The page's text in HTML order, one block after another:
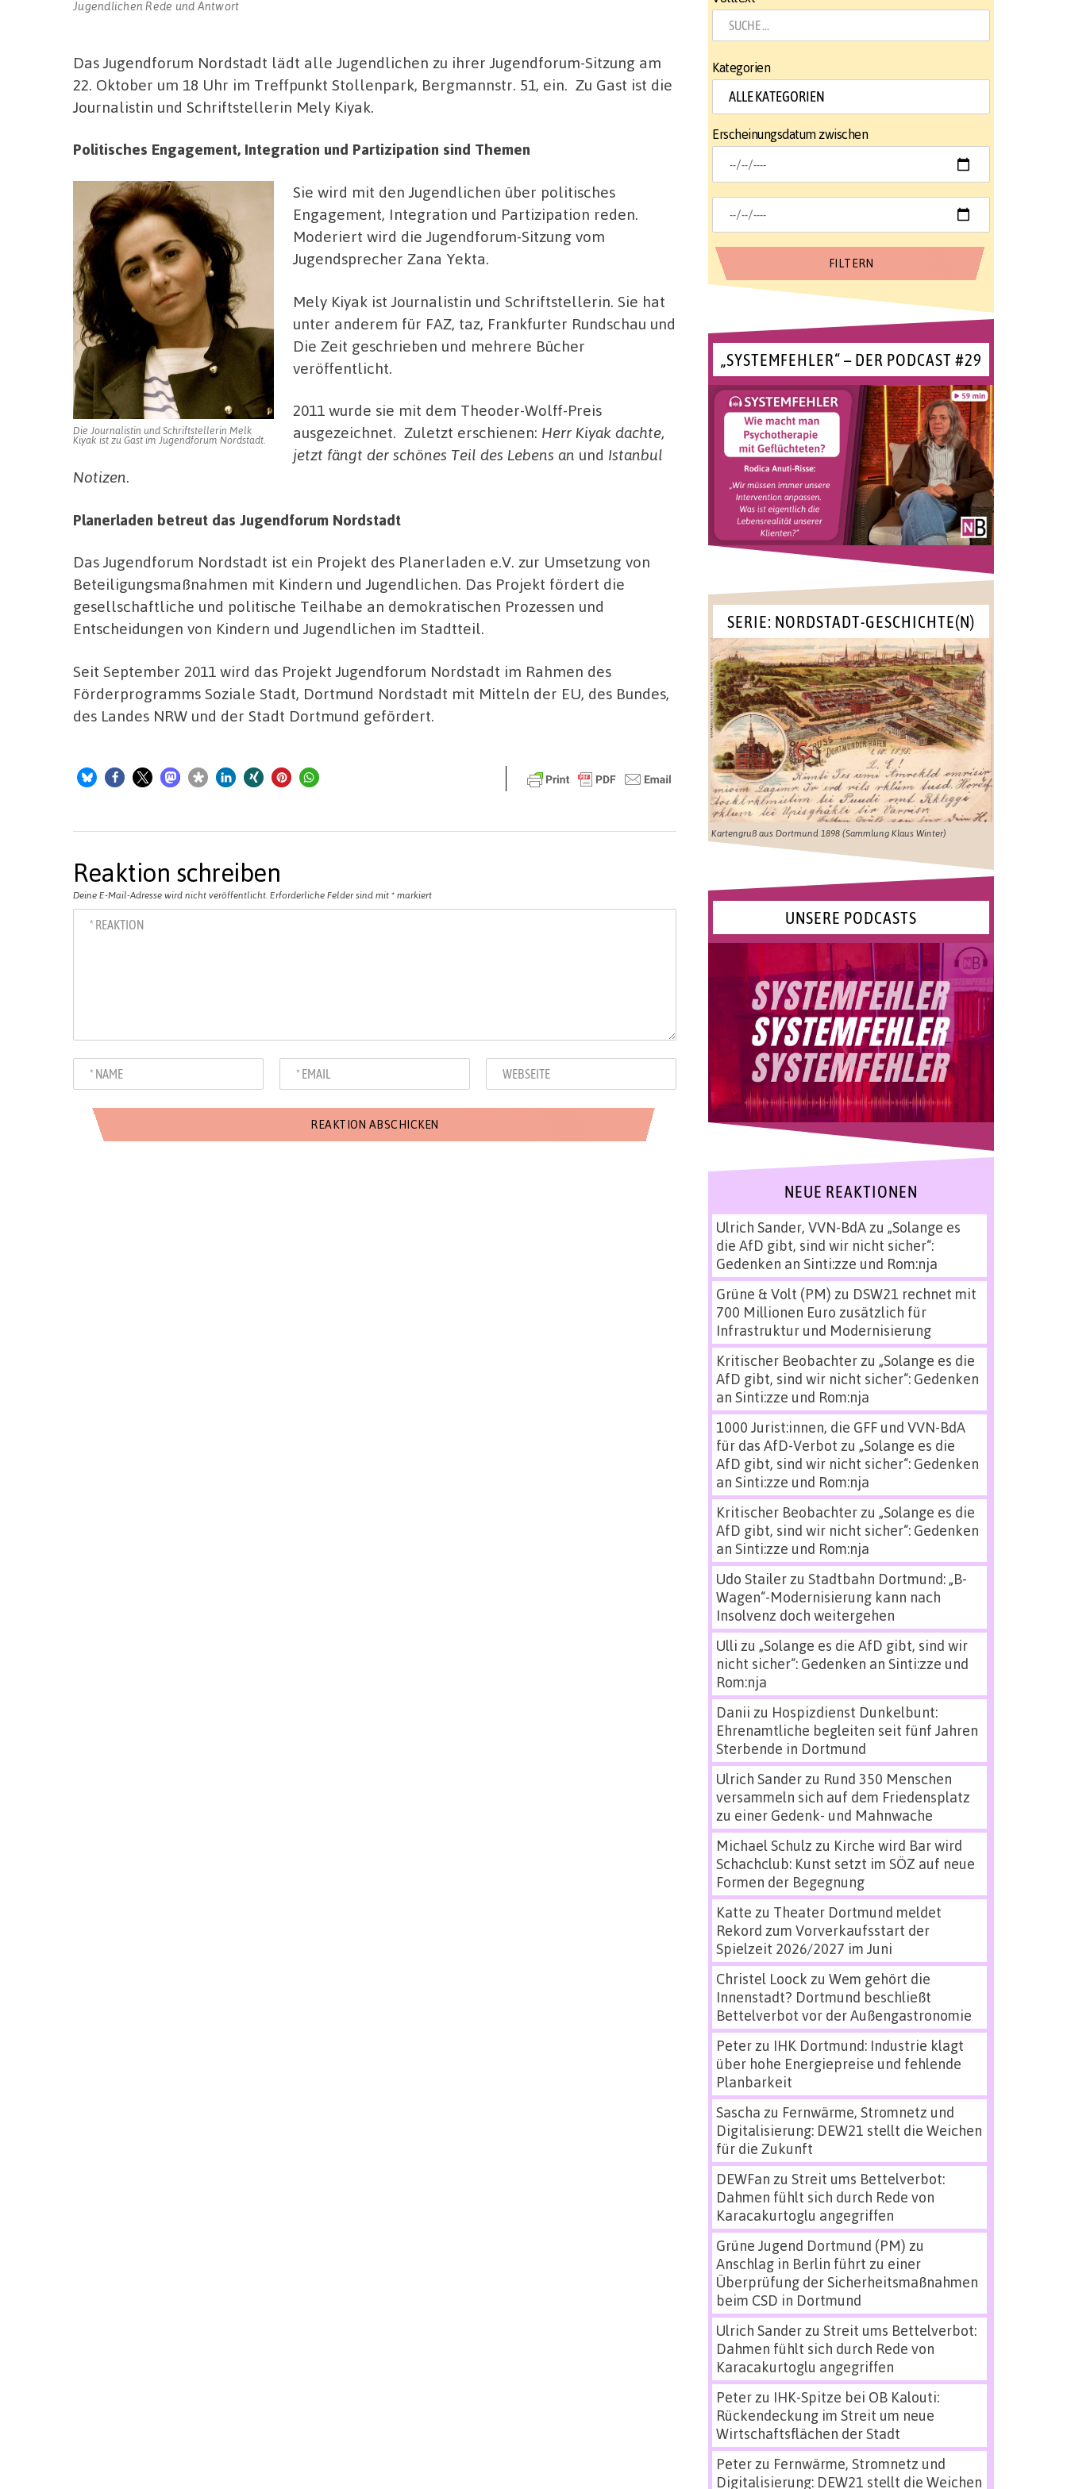
Jugendlichen Rede und Antwort
Das Jugendforum Nordstadt lädt alle Jugendlichen zu ihrer Jugendforum-Sitzung am
22. Oktober um 18 Uhr im Treffpunkt Stollenpark, Bergmannstr. 51, ein. Zu Gast ist die
Journalistin und Schriftstellerin Mely Kiyak.
Politisches Engagement, Integration und Partizipation sind Themen
Die Journalistin und Schriftstellerin Melk
Kiyak ist zu Gast im Jugendforum Nordstadt.
Sie wird mit den Jugendlichen über politisches
Engagement, Integration und Partizipation reden.
Moderiert wird die Jugendforum-Sitzung vom
Jugendsprecher Zana Yekta.
Mely Kiyak ist Journalistin und Schriftstellerin. Sie hat
unter anderem für FAZ, taz, Frankfurter Rundschau und
Die Zeit geschrieben und mehrere Bücher
veröffentlicht.
2011 wurde sie mit dem Theoder-Wolff-Preis
ausgezeichnet. Zuletzt erschienen: Herr Kiyak dachte,
jetzt fängt der schönes Teil des Lebens an und Istanbul
Notizen.
Planerladen betreut das Jugendforum Nordstadt
Das Jugendforum Nordstadt ist ein Projekt des Planerladen e.V. zur Umsetzung von
Beteiligungsmaßnahmen mit Kindern und Jugendlichen. Das Projekt fördert die
gesellschaftliche und politische Teilhabe an demokratischen Prozessen und
Entscheidungen von Kindern und Jugendlichen im Stadtteil.
Seit September 2011 wird das Projekt Jugendforum Nordstadt im Rahmen des
Förderprogramms Soziale Stadt, Dortmund Nordstadt mit Mitteln der EU, des Bundes,
des Landes NRW und der Stadt Dortmund gefördert.
Reaktion schreiben
Deine E-Mail-Adresse wird nicht veröffentlicht. Erforderliche Felder sind mit * markiert
Kategorien
Erscheinungsdatum zwischen
„SYSTEMFEHLER“ – DER PODCAST #29
SERIE: NORDSTADT-GESCHICHTE(N)
Kartengruß aus Dortmund 1898 (Sammlung Klaus Winter)
UNSERE PODCASTS
NEUE REAKTIONEN
Ulrich Sander, VVN-BdAzu „Solange es
die AfD gibt, sind wir nicht sicher“:
Gedenken an Sinti:zze und Rom:nja
Grüne & Volt (PM) zu DSW21 rechnet mit
700 Millionen Euro zusätzlich für
Infrastruktur und Modernisierung
Kritischer Beobachterzu „Solange es die
AfD gibt, sind wir nicht sicher“: Gedenken
an Sinti:zze und Rom:nja
1000 Jurist:innen, die GFF und VVN-BdA
für das AfD-Verbot zu „Solange es die
AfD gibt, sind wir nicht sicher“: Gedenken
an Sinti:zze und Rom:nja
Kritischer Beobachterzu „Solange es die
AfD gibt, sind wir nicht sicher“: Gedenken
an Sinti:zze und Rom:nja
Udo Stailerzu Stadtbahn Dortmund: „B-
Wagen“-Modernisierung kann nach
Insolvenz doch weitergehen
Ulli zu „Solange es die AfD gibt, sind wir
nicht sicher“: Gedenken an Sinti:zze und
Rom:nja
Danii zu Hospizdienst Dunkelbunt:
Ehrenamtliche begleiten seit fünf Jahren
Sterbende in Dortmund
Ulrich Sanderzu Rund 350 Menschen
versammeln sich auf dem Friedensplatz
zu einer Gedenk- und Mahnwache
Michael Schulz zu Kirche wird Bar wird
Schachclub: Kunst setzt im SÖZ auf neue
Formen der Begegnung
Katte zu Theater Dortmund meldet
Rekord zum Vorverkaufsstart der
Spielzeit 2026/2027 im Juni
Christel Loock zu Wem gehört die
Innenstadt? Dortmund beschließt
Bettelverbot vor der Außengastronomie
Peterzu IHK Dortmund: Industrie klagt
über hohe Energiepreise und fehlende
Planbarkeit
Sascha zu Fernwärme, Stromnetz und
Digitalisierung: DEW21 stellt die Weichen
für die Zukunft
DEWFan zu Streit ums Bettelverbot:
Dahmen fühlt sich durch Rede von
Karacakurtoglu angegriffen
Grüne Jugend Dortmund (PM) zu
Anschlag in Berlin führt zu einer
Überprüfung der Sicherheitsmaßnahmen
beim CSD in Dortmund
Ulrich Sanderzu Streit ums Bettelverbot:
Dahmen fühlt sich durch Rede von
Karacakurtoglu angegriffen
Peterzu IHK-Spitze bei OB Kalouti:
Rückendeckung im Streit um neue
Wirtschaftsflächen der Stadt
Peterzu Fernwärme, Stromnetz und
Digitalisierung: DEW21 stellt die Weichen